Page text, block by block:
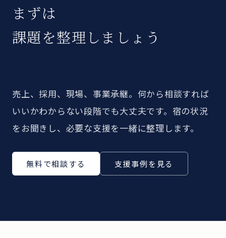
まずは
課題を整理しましょう
売上、採用、現場、事業承継。何から相談すれば
いいかわからない段階でも大丈夫です。宿の状況
をお聞きし、必要な支援を一緒に整理します。
無料で相談する 支援事例を見る